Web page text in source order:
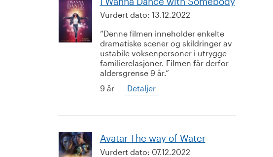
Vurdert dato: 13.12.2022
Denne filmen inneholder enkelte
dramatiske scener og skildringer av
ustabile voksenpersoner i utrygge
familierelasjoner. Filmen får derfor
aldersgrense 9 år.
9 år
Detaljer
Avatar The way of Water
Vurdert dato: 07.12.2022